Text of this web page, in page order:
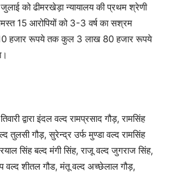
को ढीमरखेड़ा न्यायालय की प्रथम श्रेणी
समस्त 15 आरोपियों को 3-3 वर्ष का सश्रम
10 हजार रूपये तक कुल 3 लाख 80 हजार रूपये
द्वारा इंदल वल्द रामप्रसाद गौड़, रामसिंह
तुलसी गौड़, सुरेन्द्र उर्फ मुण्डा वल्द रामसिंह
सिंह बल्द मंगी सिंह, राजू वल्द जुगराज सिंह,
वल्द शीतल गौड, मंतू वल्द अच्छेलाल गौड़,